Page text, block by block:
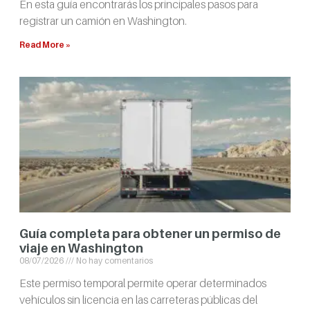
En esta guía encontrarás los principales pasos para
registrar un camión en Washington.
Read More »
Guía completa para obtener un permiso de
viaje en Washington
08/07/2026 No hay comentarios
Este permiso temporal permite operar determinados
vehículos sin licencia en las carreteras públicas del